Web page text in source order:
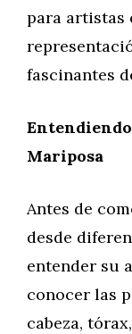
para artistas
fascinantes
Mariposa
Antes de
desde
entender su
conocer las
cabeza,